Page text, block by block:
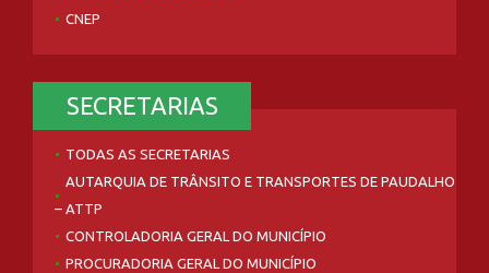
CNEP
SECRETARIAS
TODAS AS SECRETARIAS
AUTARQUIA DE TRÂNSITO E TRANSPORTES DE PAUDALHO
– ATTP
CONTROLADORIA GERAL DO MUNICÍPIO
PROCURADORIA GERAL DO MUNICÍPIO